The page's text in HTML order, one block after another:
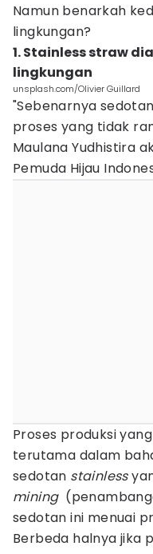
Namun benarkah
lingkungan?
1. Stainless straw
lingkungan
unsplash.com/Olivier Guillard
"Sebenarnya sedotan
proses yang tidak
Maulana Yudhistira
Pemuda Hijau
Proses produksi
terutama dalam
sedotan stainless
mining
sedotan ini menuai
Berbeda halnya jika